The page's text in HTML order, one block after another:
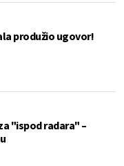
produžio ugovor!
"ispod radara" –